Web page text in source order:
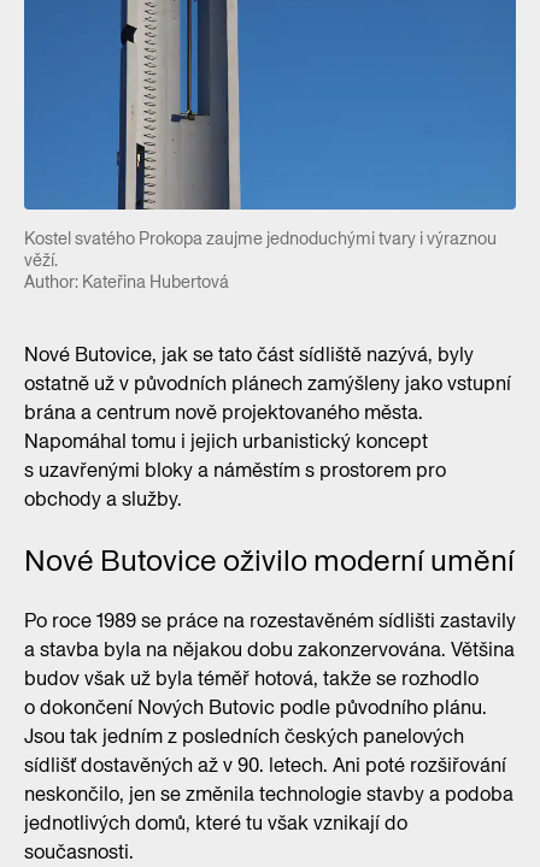
Kostel svatého Prokopa zaujme jednoduchými tvary i výraznou
věží.
Author: Kateřina Hubertová
Nové Butovice, jak se tato část sídliště nazývá, byly
ostatně už v původních plánech zamýšleny jako vstupní
brána a centrum nově projektovaného města.
Napomáhal tomu i jejich urbanistický koncept
s uzavřenými bloky a náměstím s prostorem pro
obchody a služby.
Nové Butovice oživilo moderní umění
Po roce 1989 se práce na rozestavěném sídlišti zastavily
a stavba byla na nějakou dobu zakonzervována. Většina
budov však už byla téměř hotová, takže se rozhodlo
o dokončení Nových Butovic podle původního plánu.
Jsou tak jedním z posledních českých panelových
sídlišť dostavěných až v 90. letech. Ani poté rozšiřování
neskončilo, jen se změnila technologie stavby a podoba
jednotlivých domů, které tu však vznikají do
současnosti.